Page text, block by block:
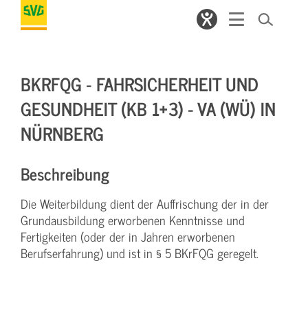
BKRFQG - FAHRSICHERHEIT UND
GESUNDHEIT (KB 1+3) - VA (WÜ) IN
NÜRNBERG
Beschreibung
Die Weiterbildung dient der Auffrischung der in der
Grundausbildung erworbenen Kenntnisse und
Fertigkeiten (oder der in Jahren erworbenen
Berufserfahrung) und ist in § 5 BKrFQG geregelt.